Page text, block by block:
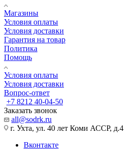
Магазины
Условия оплаты
Условия доставки
Гарантия на товар
Политика
Помощь
Условия оплаты
Условия доставки
Вопрос-ответ
+7 8212 40-04-50
Заказать звонок
all@sodrk.ru
г. Ухта, ул. 40 лет Коми АССР, д.4
Вконтакте